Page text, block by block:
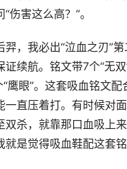
伤害这么高？”。
羿，我必出“泣血之刃”
证续航。铭文带7个“无
“鹰眼”。这套吸血铭文
一直压着打。有时候对
双杀，就靠那口血吸上
是觉得吸血鞋配这套铭